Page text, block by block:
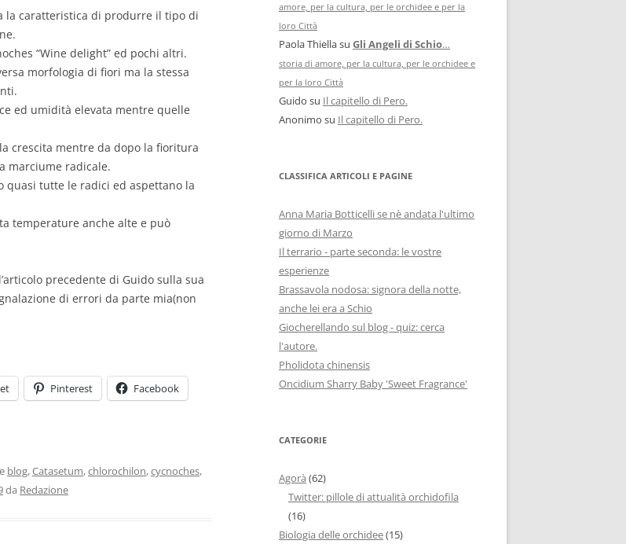
la caratteristica di produrre il tipo di
“Wine delight” ed pochi altri.
morfologia di fiori ma la stessa
ed umidità elevata mentre quelle
crescita mentre da dopo la fioritura
marciume radicale.
quasi tutte le radici ed aspettano la
temperature anche alte e può
precedente di Guido sulla sua
di errori da parte mia(non
Pinterest Facebook
blog,Catasetum,chlorochilon,cycnoches,
da Redazione
amore, per la cultura, per le orchidee e per la
loro Città
Paola Thiellasu Gli Angeli di Schio…
storia di amore, per la cultura, per le orchidee e
per la loro Città
Guido su Il capitello di Pero.
Anonimo su Il capitello di Pero.
CLASSIFICA ARTICOLI E PAGINE
Anna Maria Botticelli se nè andata l'ultimo
giorno di Marzo
Il terrario - parte seconda: le vostre
esperienze
Brassavola nodosa: signora della notte,
anche lei era a Schio
Giocherellando sul blog - quiz: cerca
l'autore.
Pholidota chinensis
Oncidium Sharry Baby 'Sweet Fragrance'
CATEGORIE
Agorà (62)
Twitter: pillole di attualità orchidofila
(16)
Biologia delle orchidee(15)